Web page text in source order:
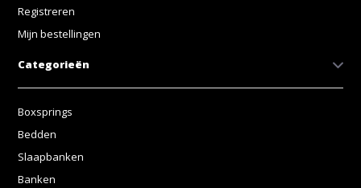
Registreren
Mijn bestellingen
Categorieën
Boxsprings
Bedden
Slaapbanken
Banken